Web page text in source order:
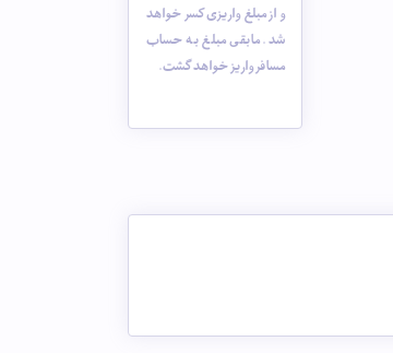
و از مبلغ واریزی کسر خواهد
شد. مابقی مبلغ به حساب
مسافر واریز خواهد گشت.